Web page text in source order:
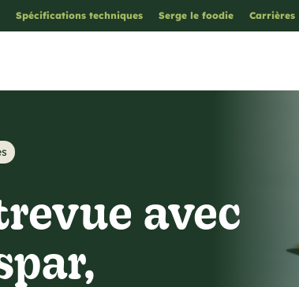
Spécifications techniques Serge le foodie Carrières
avec